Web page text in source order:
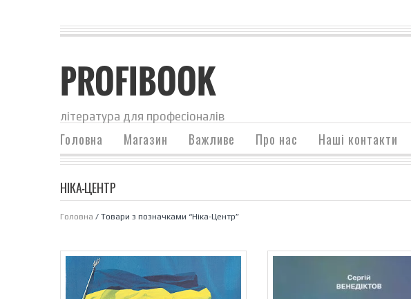
PROFIBOOK
література для професіоналів
Головна Магазин Важливе Про нас Наші контакти
НІКА-ЦЕНТР
Головна / Товари з позначками “Ніка-Центр”